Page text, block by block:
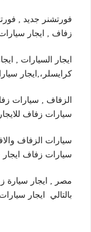
فورتشنر جديد ,
زفاف , ايجار
ايجار السيارات ,
كرايسلر،,ايجار
الزفاف , سيارات
سيارات زفاف
سيارات الزفاف
سيارات زفاف ايجار
مصر , ايجار سيارة
بالتالي ايجار سيارات